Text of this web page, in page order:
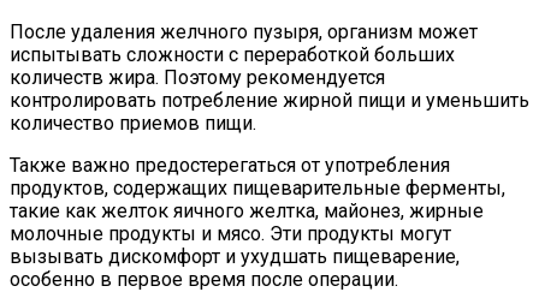
После удаления желчного пузыря, организм может
испытывать сложности с переработкой больших
количеств жира. Поэтому рекомендуется
контролировать потребление жирной пищи и уменьшить
количество приемов пищи.
Также важно предостерегаться от употребления
продуктов, содержащих пищеварительные ферменты,
такие как желток яичного желтка, майонез, жирные
молочные продукты и мясо. Эти продукты могут
вызывать дискомфорт и ухудшать пищеварение,
особенно в первое время после операции.